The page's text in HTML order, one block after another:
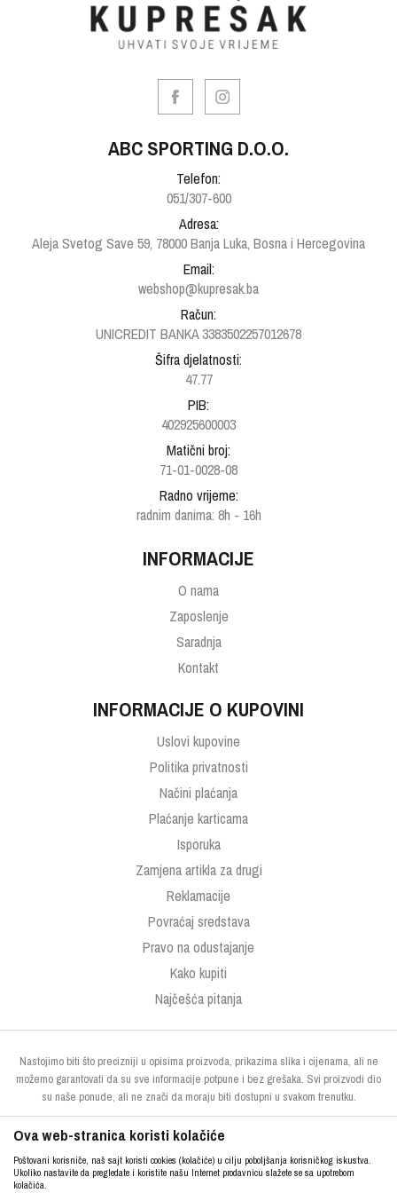
ABC SPORTING D.O.O.
Telefon:
051/307-600
Adresa:
Aleja Svetog Save 59, 78000 Banja Luka, Bosna i Hercegovina
Email:
webshop@kupresak.ba
Račun:
UNICREDIT BANKA 3383502257012678
Šifra djelatnosti:
47.77
PIB:
402925600003
Matični broj:
71-01-0028-08
Radno vrijeme:
radnim danima: 8h - 16h
INFORMACIJE
O nama
Zaposlenje
Saradnja
Kontakt
INFORMACIJE O KUPOVINI
Uslovi kupovine
Politika privatnosti
Načini plaćanja
Plaćanje karticama
Isporuka
Zamjena artikla za drugi
Reklamacije
Povraćaj sredstava
Pravo na odustajanje
Kako kupiti
Najčešća pitanja
Nastojimo biti što precizniji u opisima proizvoda, prikazima slika i cijenama, ali ne
možemo garantovati da su sve informacije potpune i bez grešaka. Svi proizvodi dio
su naše ponude, ali ne znači da moraju biti dostupni u svakom trenutku.
Ova web-stranica koristi kolačiće
Poštovani korisniče, naš sajt koristi cookies (kolačiće) u cilju poboljšanja korisničkog iskustva.
Ukoliko nastavite da pregledate i koristite našu Internet prodavnicu slažete se sa upotrebom
kolačića.